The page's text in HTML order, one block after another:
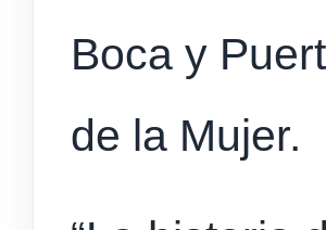
Boca y
de la Mujer.